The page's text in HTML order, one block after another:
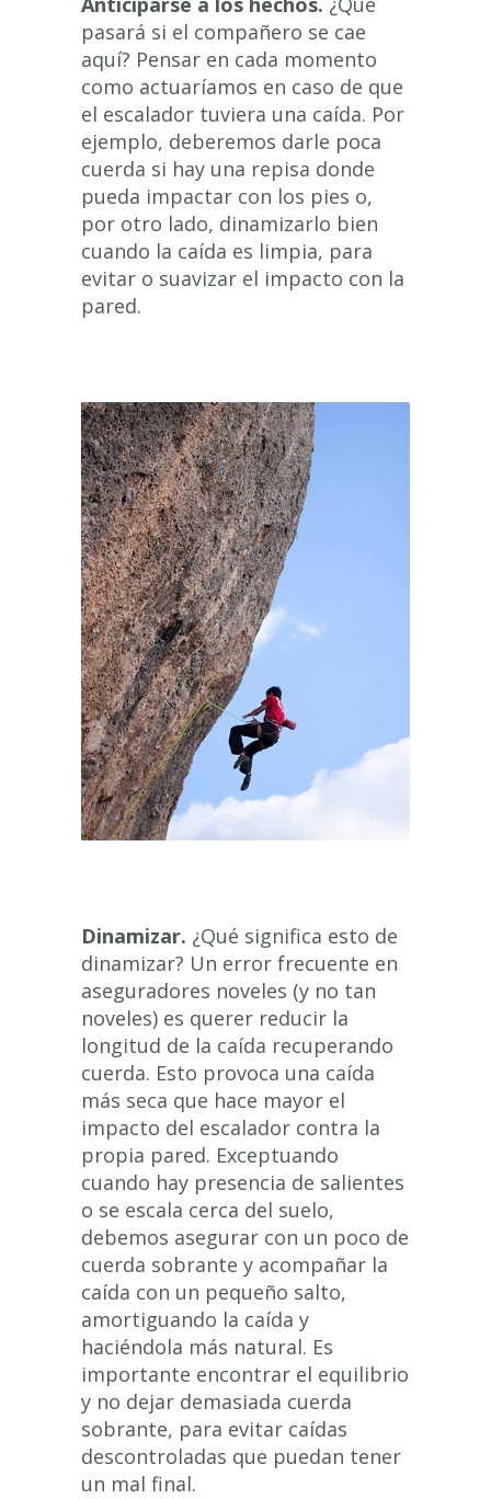
pasará si el compañero se cae
aquí? Pensar en cada momento
como actuaríamos en caso de que
el escalador tuviera una caída. Por
ejemplo, deberemos darle poca
cuerda si hay una repisa donde
pueda impactar con los pies o,
por otro lado, dinamizarlo bien
cuando la caída es limpia, para
evitar o suavizar el impacto con la
pared.
Dinamizar. ¿Qué significa esto de
dinamizar? Un error frecuente en
aseguradores noveles (y no tan
noveles) es querer reducir la
longitud de la caída recuperando
cuerda. Esto provoca una caída
más seca que hace mayor el
impacto del escalador contra la
propia pared. Exceptuando
cuando hay presencia de salientes
o se escala cerca del suelo,
debemos asegurar con un poco de
cuerda sobrante y acompañar la
caída con un pequeño salto,
amortiguando la caída y
haciéndola más natural. Es
importante encontrar el equilibrio
y no dejar demasiada cuerda
sobrante, para evitar caídas
descontroladas que puedan tener
un mal final.